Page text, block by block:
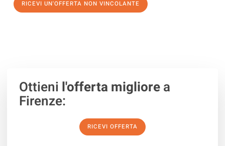
RICEVI UN'OFFERTA NON VINCOLANTE
Ottieni l'offerta migliorea
Firenze:
RICEVI OFFERTA